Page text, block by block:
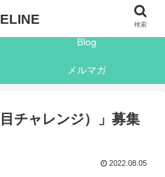
Blog
メルマガ
チャレンジ）」募集
2022.08.05
検索